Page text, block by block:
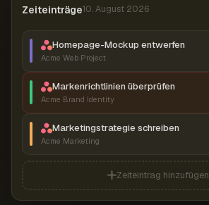
Zeiteinträge10. August 2026
Homepage-Mockup entwerfen
Acme Web Project
Markenrichtlinien überprüfen
Acme Brand Identity
Marketingstrategie schreiben
Acme Marketing
Zeiteintrag hinzufügen